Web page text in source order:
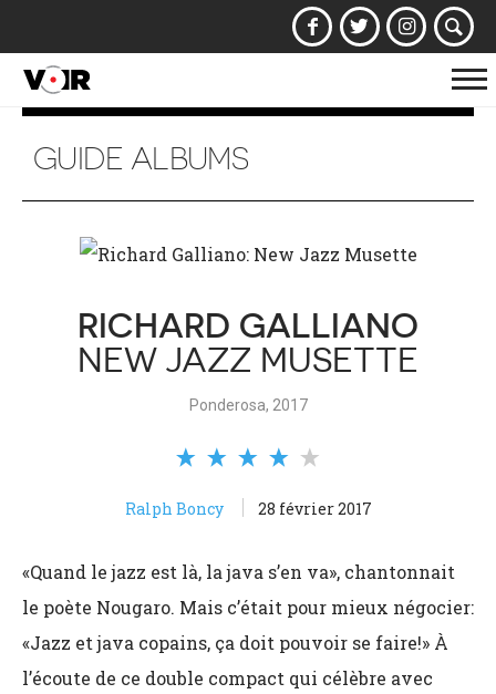
la
GUIDE ALBUMS
RICHARD GALLIANO
NEW JAZZ MUSETTE
Ponderosa, 2017
Ralph Boncy 28 février 2017
«Quand le jazz est là, la java s’en va», chantonnait
le poète Nougaro. Mais c’était pour mieux négocier:
«Jazz et java copains, ça doit pouvoir se faire!» À
l’écoute de ce double compact qui célèbre avec